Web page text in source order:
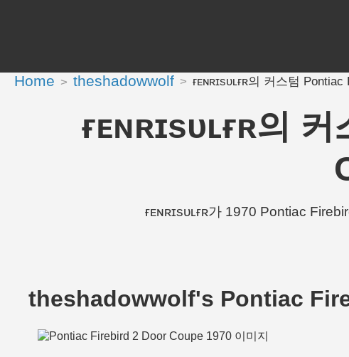
Home theshadowwolf ғᴇɴʀɪsᴜʟғʀ의 커스텀
ғᴇɴʀɪsᴜʟғʀ의
ғᴇɴʀɪsᴜʟғʀ가 1970 Pontiac
theshadowwolf's Pontiac